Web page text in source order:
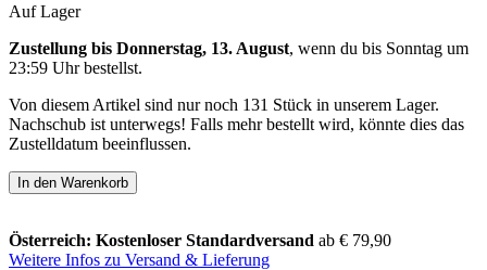
Auf Lager
Zustellung bis Donnerstag, 13. August, wenn du bis Sonntag um
23:59 Uhrbestellst.
Von diesem Artikel sind nur noch 131 Stück in unserem Lager.
Nachschub ist unterwegs! Falls mehr bestellt wird, könnte dies das
Zustelldatum beeinflussen.
In den Warenkorb
Österreich: Kostenloser Standardversand ab € 79,90
Weitere Infos zu Versand & Lieferung